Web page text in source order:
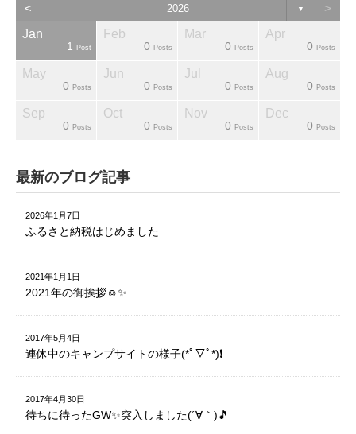
< 2026 ▼
>
Jan
1 Post
Feb
0 Posts
Mar
0 Posts
Apr
0 Posts
May
0 Posts
Jun
0 Posts
Jul
0 Posts
Aug
0 Posts
Sep
0 Posts
Oct
0 Posts
Nov
0 Posts
Dec
0 Posts
最新のブログ記事
2026年1月7日
ふるさと納税はじめました
2021年1月1日
2021年の御挨拶☺️✨
2017年5月4日
連休中のキャンプサイトの様子(*ﾟ▽ﾟ*)❗️
2017年4月30日
待ちに待ったGW✨突入しました(´∀｀)🎵